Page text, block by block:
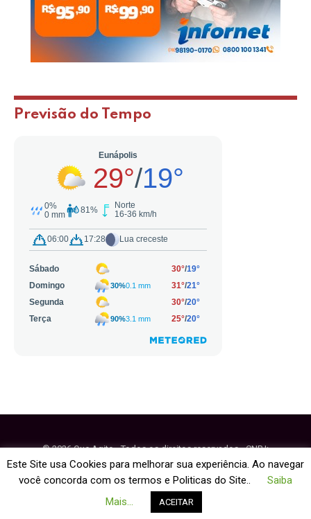
Previsão do Tempo
© 2026 Que Agito - Todos os direitos reservados - CNPJ:
64.884.270/0001-95
Política de Cookies
Este Site usa Cookies para melhorar sua experiência. Ao navegar
você concorda com os termos e Politicas do Site..
Saiba
Mais...
ACEITAR